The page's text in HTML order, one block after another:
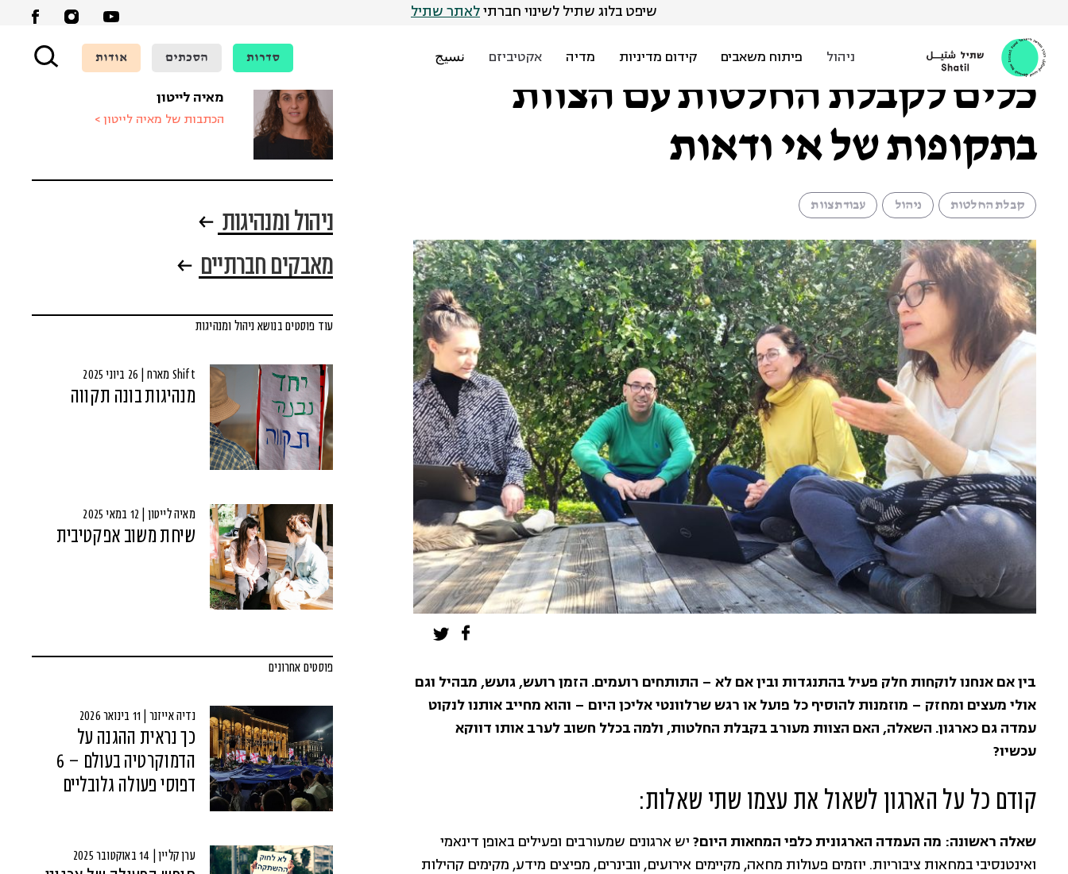
content
שיפט בלוג שתיל לשינוי חברתילאתר שתיל
ניהול פיתוח משאבים קידום מדיניות מדיה אקטיביזם نسيج סדרות הסכתים אודות מאיה לייטון |1 במאי 2023
כלים לקבלת החלטות עם הצוות
בתקופות של אי ודאות
קבלת החלטות ניהול עבודת צוות
בין אם אנחנו לוקחות חלק פעיל בהתנגדות ובין אם לא – התותחים רועמים. הזמן רועש, גועש, מבהיל וגם
אולי מעצים ומחזק – מוזמנות להוסיף כל פועל או רגש שרלוונטי אליכן היום – והוא מחייב אותנו לנקוט
עמדה גם כארגון. השאלה, האם הצוות מעורב בקבלת החלטות, ולמה בכלל חשוב לערב אותו דווקא
עכשיו?
קודם כל על הארגון לשאול את עצמו שתי שאלות:
שאלה ראשונה: מה העמדה הארגונית כלפי המחאות היום? יש ארגונים שמעורבים ופעילים באופן דינאמי
ואינטנסיבי במחאות ציבוריות. יוזמים פעולות מחאה, מקיימים אירועים, וובינרים, מפיצים מידע, מקימים קהילות
מאיה לייטון
הכתבות של מאיה לייטון >
ניהול ומנהיגות
מאבקים חברתיים
עוד פוסטים בנושא ניהול ומנהיגות
Shift מארח | 26 ביוני 2025
מנהיגות בונה תקווה
מאיה לייטון | 12 במאי 2025
שיחת משוב אפקטיבית
פוסטים אחרונים
נדיה אייזנר | 11 בינואר 2026
כך נראית ההגנה על
הדמוקרטיה בעולם – 6
דפוסי פעולה גלובליים
ערן קליין | 14 באוקטובר 2025